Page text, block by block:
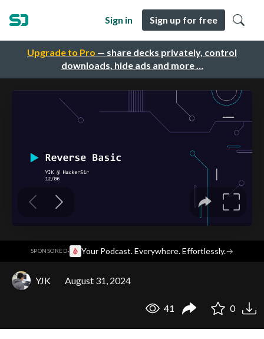
Upgrade to Pro — share decks privately, control
downloads, hide ads and more …
Sign in Sign up for free
SPONSORED· Your Podcast. Everywhere. Effortlessly.→
YJK August 31, 2024
41 0